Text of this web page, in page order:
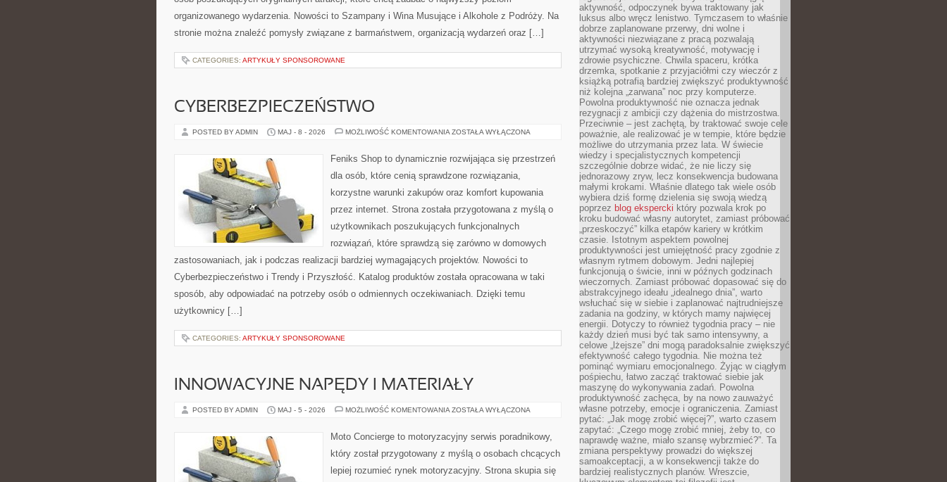
organizowanego wydarzenia. Nowości to Szampany i Wina Musujące i Alkohole z Podróży. Na
stronie można znaleźć pomysły związane z barmaństwem, organizacją wydarzeń oraz […]
CATEGORIES: ARTYKUŁY SPONSOROWANE
CYBERBEZPIECZEŃSTWO
POSTED BY ADMIN MAJ - 8 - 2026 MOŻLIWOŚĆ KOMENTOWANIA CYBERBEZPIECZEŃSTWO
ZOSTAŁA WYŁĄCZONA
Feniks Shop to dynamicznie rozwijająca się przestrzeń
dla osób, które cenią sprawdzone rozwiązania,
korzystne warunki zakupów oraz komfort kupowania
przez internet. Strona została przygotowana z myślą o
użytkownikach poszukujących funkcjonalnych
rozwiązań, które sprawdzą się zarówno w domowych
zastosowaniach, jak i podczas realizacji bardziej wymagających projektów. Nowości to
Cyberbezpieczeństwo i Trendy i Przyszłość. Katalog produktów została opracowana w taki
sposób, aby odpowiadać na potrzeby osób o odmiennych oczekiwaniach. Dzięki temu
użytkownicy […]
CATEGORIES: ARTYKUŁY SPONSOROWANE
INNOWACYJNE NAPĘDY I MATERIAŁY
POSTED BY ADMIN MAJ - 5 - 2026 MOŻLIWOŚĆ KOMENTOWANIA INNOWACYJNE
MATERIAŁY
ZOSTAŁA WYŁĄCZONA
Moto Concierge to motoryzacyjny serwis poradnikowy,
który został przygotowany z myślą o osobach chcących
lepiej rozumieć rynek motoryzacyjny. Strona skupia się
aktywność, odpoczynek bywa traktowany jak
luksus albo wręcz lenistwo. Tymczasem to właśnie
dobrze zaplanowane przerwy, dni wolne i
aktywności niezwiązane z pracą pozwalają
utrzymać wysoką kreatywność, motywację i
zdrowie psychiczne. Chwila spaceru, krótka
drzemka, spotkanie z przyjaciółmi czy wieczór z
książką potrafią bardziej zwiększyć produktywność
niż kolejna „zarwana” noc przy komputerze.
Powolna produktywność nie oznacza jednak
rezygnacji z ambicji czy dążenia do mistrzostwa.
Przeciwnie – jest zachętą, by traktować swoje cele
poważnie, ale realizować je w tempie, które będzie
możliwe do utrzymania przez lata. W świecie
wiedzy i specjalistycznych kompetencji
szczególnie dobrze widać, że nie liczy się
jednorazowy zryw, lecz konsekwencja budowana
małymi krokami. Właśnie dlatego tak wiele osób
wybiera dziś formę dzielenia się swoją wiedzą
poprzez blog ekspercki który pozwala krok po
kroku budować własny autorytet, zamiast próbować
„przeskoczyć” kilka etapów kariery w krótkim
czasie. Istotnym aspektem powolnej
produktywności jest umiejętność pracy zgodnie z
własnym rytmem dobowym. Jedni najlepiej
funkcjonują o świcie, inni w późnych godzinach
wieczornych. Zamiast próbować dopasować się do
abstrakcyjnego ideału „idealnego dnia”, warto
wsłuchać się w siebie i zaplanować najtrudniejsze
zadania na godziny, w których mamy najwięcej
energii. Dotyczy to również tygodnia pracy – nie
każdy dzień musi być tak samo intensywny, a
celowe „lżejsze” dni mogą paradoksalnie zwiększyć
efektywność całego tygodnia. Nie można też
pominąć wymiaru emocjonalnego. Żyjąc w ciągłym
pośpiechu, łatwo zacząć traktować siebie jak
maszynę do wykonywania zadań. Powolna
produktywność zachęca, by na nowo zauważyć
własne potrzeby, emocje i ograniczenia. Zamiast
pytać: „Jak mogę zrobić więcej?”, warto czasem
zapytać: „Czego mogę zrobić mniej, żeby to, co
naprawdę ważne, miało szansę wybrzmieć?”. Ta
zmiana perspektywy prowadzi do większej
samoakceptacji, a w konsekwencji także do
bardziej realistycznych planów. Wreszcie,